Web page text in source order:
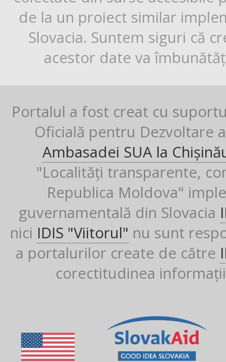
de la un proiect similar
Slovacia. Suntem siguri că
acestor date va
Portalul a fost creat cu
Oficială pentru Dezvoltare
Ambasadei SUA la
"Localități transparente,
Republica Moldova"
guvernamentală din Slovacia
nici IDIS "Viitorul" nu sunt
a portalurilor create de către
corectitudinea